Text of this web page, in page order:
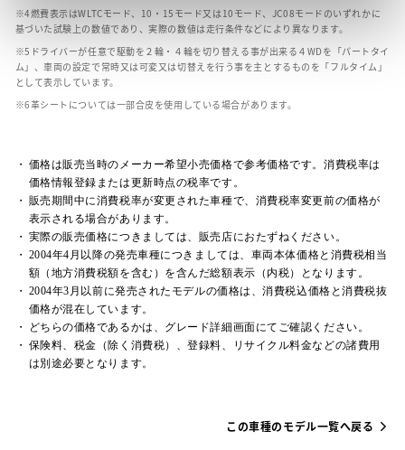
燃費表示はWLTCモード、10・15モード又は10モード、JC08モードのいずれかに
基づいた試験上の数値であり、実際の数値は走行条件などにより異なります。
ドライバーが任意で駆動を２輪・４輪を切り替える事が出来る４WDを「パートタイ
ム」、車両の設定で常時又は可変又は切替えを行う事を主とするものを「フルタイム」
として表示しています。
革シートについては一部合皮を使用している場合があります。
価格は販売当時のメーカー希望小売価格で参考価格です。消費税率は
価格情報登録または更新時点の税率です。
販売期間中に消費税率が変更された車種で、消費税率変更前の価格が
表示される場合があります。
実際の販売価格につきましては、販売店におたずねください。
2004年4月以降の発売車種につきましては、車両本体価格と消費税相当
額（地方消費税額を含む）を含んだ総額表示（内税）となります。
2004年3月以前に発売されたモデルの価格は、消費税込価格と消費税抜
価格が混在しています。
どちらの価格であるかは、グレード詳細画面にてご確認ください。
保険料、税金（除く消費税）、登録料、リサイクル料金などの諸費用
は別途必要となります。
この車種のモデル一覧へ戻る